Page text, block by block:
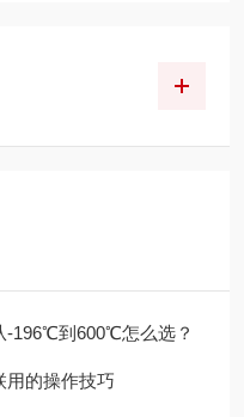
-196℃到600℃怎么选？
用的操作技巧